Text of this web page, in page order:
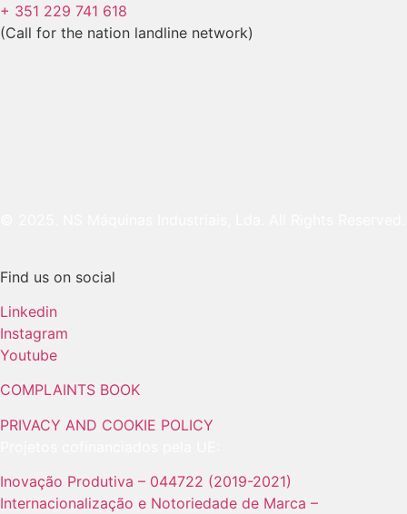
+ 351 229 741 618
(Call for the nation landline network)
Find us on social
Linkedin
Instagram
Youtube
COMPLAINTS BOOK
PRIVACY AND COOKIE POLICY
Inovação Produtiva – 044722 (2019-2021)
Internacionalização e Notoriedade de Marca –